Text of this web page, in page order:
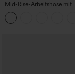
Mid-Rise-Arbeitshose mit
Barrel-Leg und weiter